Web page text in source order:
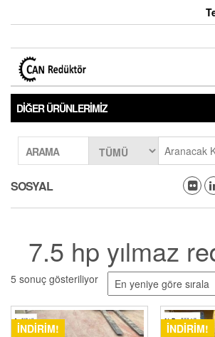
DIĞER ÜRÜNLERIMIZ
ARAMA
SOSYAL
7.5 hp yılmaz
5 sonuç gösteriliyor
İNDIRIM! İNDIRIM!